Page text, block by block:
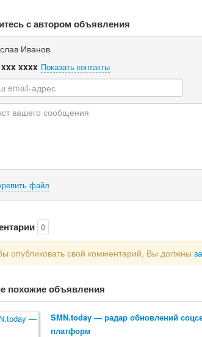
с автором объявления
Иванов
xxxx Показать контакты
файл
0
опубликовать свой комментарий, Вы должны
похожие объявления
SMN.today — радар обновлений
платформ